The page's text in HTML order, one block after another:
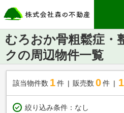
むろおか骨粗鬆症・
クの周辺物件一覧
該当物件数 1件 販売数 0 件
絞り込み条件： なし